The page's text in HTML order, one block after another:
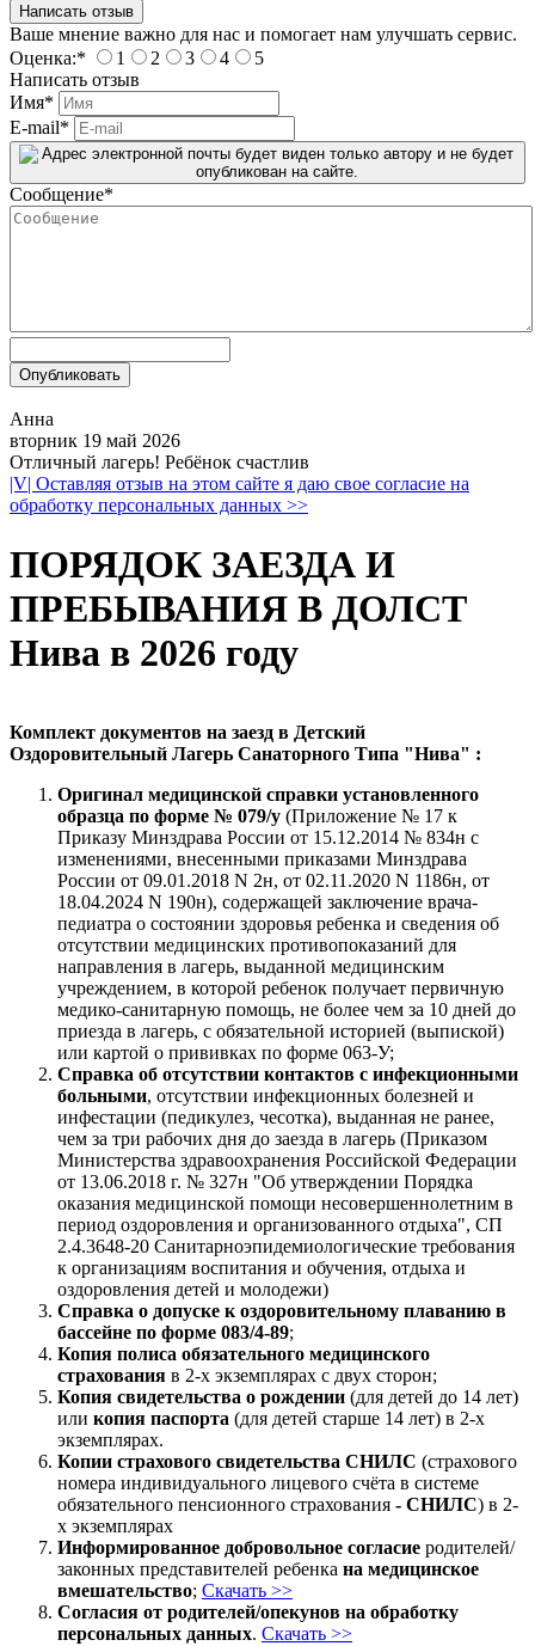
Ваше мнение важно для нас и помогает нам улучшать сервис.
Оценка:* 1 2 3 4
5
Написать отзыв
Имя*
E-mail*
Сообщение*
Анна
вторник 19 май 2026
Отличный лагерь! Ребёнок счастлив
|V| Оставляя отзыв на этом сайте я даю свое согласие на
обработку персональных данных >>
ПОРЯДОК ЗАЕЗДА И
ПРЕБЫВАНИЯ В ДОЛСТ
Нива в 2026 году
Комплект документов на заезд в Детский
Оздоровительный Лагерь Санаторного Типа "Нива" :
Оригинал медицинской справки установленного
образца по форме № 079/у (Приложение № 17 к
Приказу Минздрава России от 15.12.2014 № 834н с
изменениями, внесенными приказами Минздрава
России от 09.01.2018 N 2н, от 02.11.2020 N 1186н, от
18.04.2024 N 190н), содержащей заключение врача-
педиатра о состоянии здоровья ребенка и сведения об
отсутствии медицинских противопоказаний для
направления в лагерь, выданной медицинским
учреждением, в которой ребенок получает первичную
медико-санитарную помощь, не более чем за 10 дней до
приезда в лагерь, с обязательной историей (выпиской)
или картой о прививках по форме 063-У;
Справка об отсутствии контактов с инфекционными
больными, отсутствии инфекционных болезней и
инфестации (педикулез, чесотка), выданная не ранее,
чем за три рабочих дня до заезда в лагерь (Приказом
Министерства здравоохранения Российской Федерации
от 13.06.2018 г. № 327н "Об утверждении Порядка
оказания медицинской помощи несовершеннолетним в
период оздоровления и организованного отдыха", СП
2.4.3648-20 Санитарноэпидемиологические требования
к организациям воспитания и обучения, отдыха и
оздоровления детей и молодежи)
Справка о допуске к оздоровительному плаванию в
бассейне по форме 083/4-89;
Копия полиса обязательного медицинского
страхования в 2-х экземплярах с двух сторон;
Копия свидетельства о рождении (для детей до 14 лет)
или копия паспорта (для детей старше 14 лет) в 2-х
экземплярах.
Копии страхового свидетельства СНИЛС (страхового
номера индивидуального лицевого счёта в системе
обязательного пенсионного страхования - СНИЛС) в 2-
х экземплярах
Информированное добровольное согласие родителей/
законных представителей ребенка на медицинское
вмешательство; Скачать >>
Согласия от родителей/опекунов на обработку
персональных данных. Скачать >>